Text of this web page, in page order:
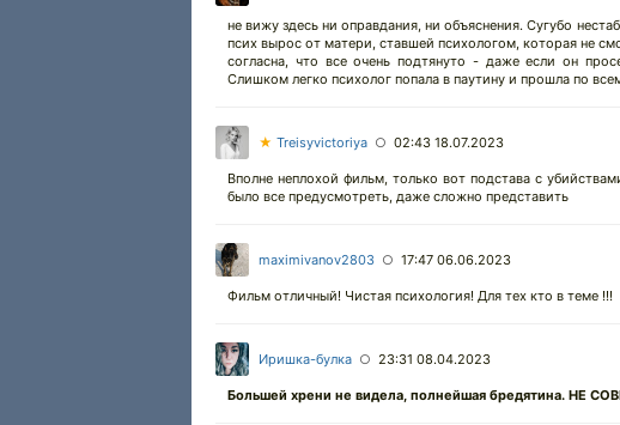
не вижу здесь ни оправдания, ни объяснения. Сугубо
псих вырос от матери, ставшей психологом, которая не
согласна, что все очень подтянуто - даже если он
Слишком легко психолог попала в паутину и прошла по
★ Treisyvictoriya ○ 02:43 18.07.2023
Вполне неплохой фильм, только вот подстава с
было все предусмотреть, даже сложно представить
maximivanov2803 ○ 17:47 06.06.2023
Фильм отличный! Чистая психология! Для тех кто в теме !!!
Иришка-булка ○ 23:31 08.04.2023
Большей хрени не видела, полнейшая бредятина. НЕ